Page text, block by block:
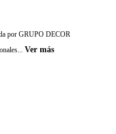
por GRUPO DECOR
Ver más